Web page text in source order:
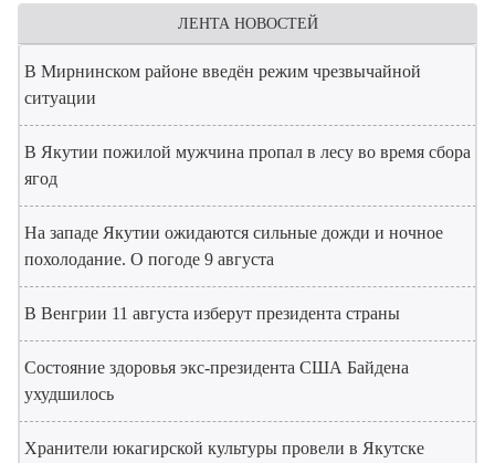
ЛЕНТА НОВОСТЕЙ
В Мирнинском районе введён режим чрезвычайной
ситуации
В Якутии пожилой мужчина пропал в лесу во время сбора
ягод
На западе Якутии ожидаются сильные дожди и ночное
похолодание. О погоде 9 августа
В Венгрии 11 августа изберут президента страны
Состояние здоровья экс-президента США Байдена
ухудшилось
Хранители юкагирской культуры провели в Якутске